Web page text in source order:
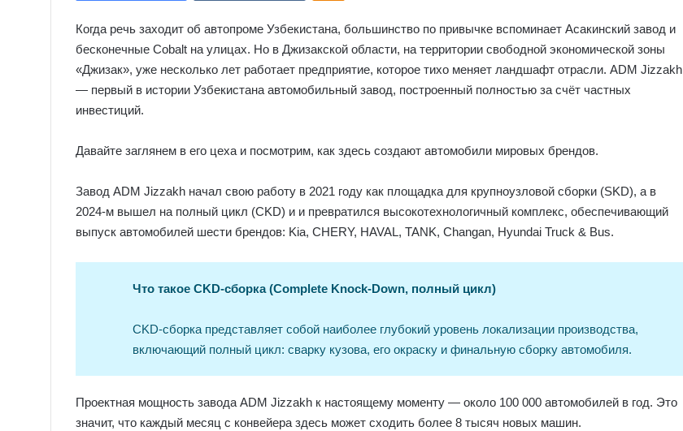
Когда речь заходит об автопроме Узбекистана, большинство по привычке вспоминает Асакинский завод и
бесконечные Cobalt на улицах. Но в Джизакской области, на территории свободной экономической зоны
«Джизак», уже несколько лет работает предприятие, которое тихо меняет ландшафт отрасли. ADM Jizzakh
— первый в истории Узбекистана автомобильный завод, построенный полностью за счёт частных
инвестиций.
Давайте заглянем в его цеха и посмотрим, как здесь создают автомобили мировых брендов.
Завод ADM Jizzakh начал свою работу в 2021 году как площадка для крупноузловой сборки (SKD), а в
2024-м вышел на полный цикл (CKD) и и превратился высокотехнологичный комплекс, обеспечивающий
выпуск автомобилей шести брендов: Kia, CHERY, HAVAL, TANK, Changan, Hyundai Truck & Bus.
Что такое CKD-сборка (Complete Knock-Down, полный цикл)
CKD-сборка представляет собой наиболее глубокий уровень локализации производства,
включающий полный цикл: сварку кузова, его окраску и финальную сборку автомобиля.
Проектная мощность завода ADM Jizzakh к настоящему моменту — около 100 000 автомобилей в год. Это
значит, что каждый месяц с конвейера здесь может сходить более 8 тысяч новых машин.